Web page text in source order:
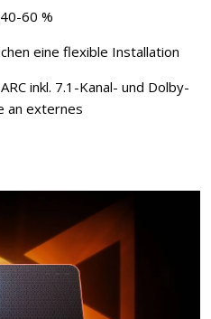
60 %
eine flexible Installation
inkl. 7.1-Kanal- und Dolby-
an externes